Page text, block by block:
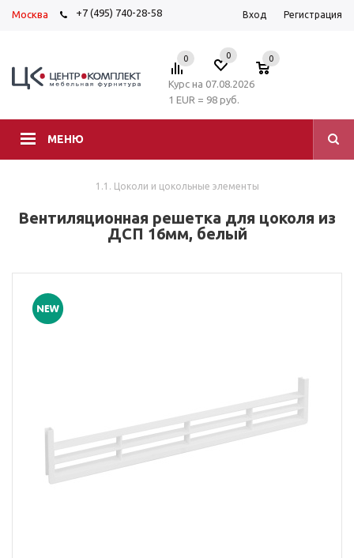
Москва +7 (495) 740-28-58 Вход Регистрация
МЕНЮ
0 0 0
Курс на 07.08.2026
1 EUR = 98 руб.
1.1. Цоколи и цокольные элементы
Вентиляционная решетка для цоколя из
ДСП 16мм, белый